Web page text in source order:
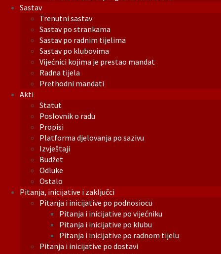
Sastav
Trenutni sastav
Sastav po strankama
Sastav po radnim tijelima
Sastav po klubovima
Vijećnici kojima je prestao mandat
Radna tijela
Prethodni mandati
Akti
Statut
Poslovnik o radu
Propisi
Platforma djelovanja po sazivu
Izvještaji
Budžet
Odluke
Ostalo
Pitanja, inicijative i zaključci
Pitanja i inicijative po podnosiocu
Pitanja i inicijative po vijećniku
Pitanja i inicijative po klubu
Pitanja i inicijative po radnom tijelu
Pitanja i inicijative po dostavi